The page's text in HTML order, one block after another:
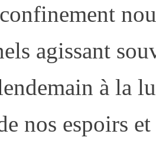
agissant
à la
nos espoirs